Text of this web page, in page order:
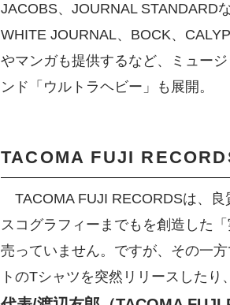
JACOBS、JOURNAL STANDARD
WHITE JOURNAL、BOCK、
やマンガも提供するなど、ミュー
ンド「ウルトラヘビー」も展開。
TACOMA FUJI
TACOMA FUJI RECORDSは、良
スコグラフィーまでもを創造した
売っていません。ですが、その一
トのTシャツを突然リリースした